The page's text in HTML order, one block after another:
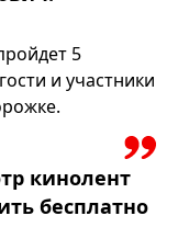
5
и участники
кинолент
бесплатно